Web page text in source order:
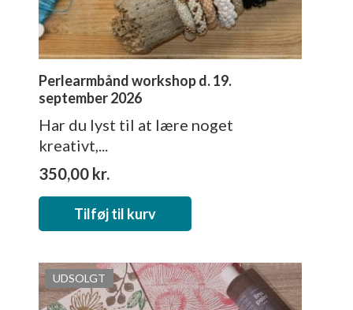
Perlearmbånd workshop d. 19.
september 2026
Har du lyst til at lære noget
kreativt,...
350,00 kr.
Tilføj til kurv
UDSOLGT